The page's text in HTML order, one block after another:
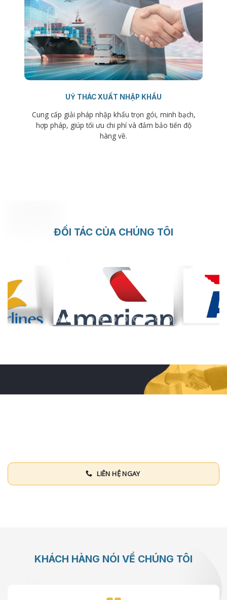
UỶ THÁC XUẤT NHẬP KHẨU
Cung cấp giải pháp nhập khẩu trọn gói, minh bạch,
hợp pháp, giúp tối ưu chi phí và đảm bảo tiến độ
hàng về.
ĐỐI TÁC CỦA CHÚNG TÔI
LIÊN HỆ NGAY
KHÁCH HÀNG NÓI VỀ CHÚNG TÔI